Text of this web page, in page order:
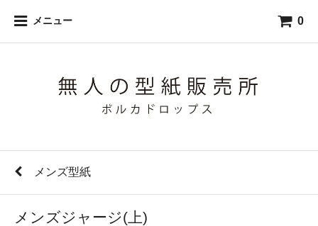
メニュー 0
メンズ型紙
メンズジャージ(上)